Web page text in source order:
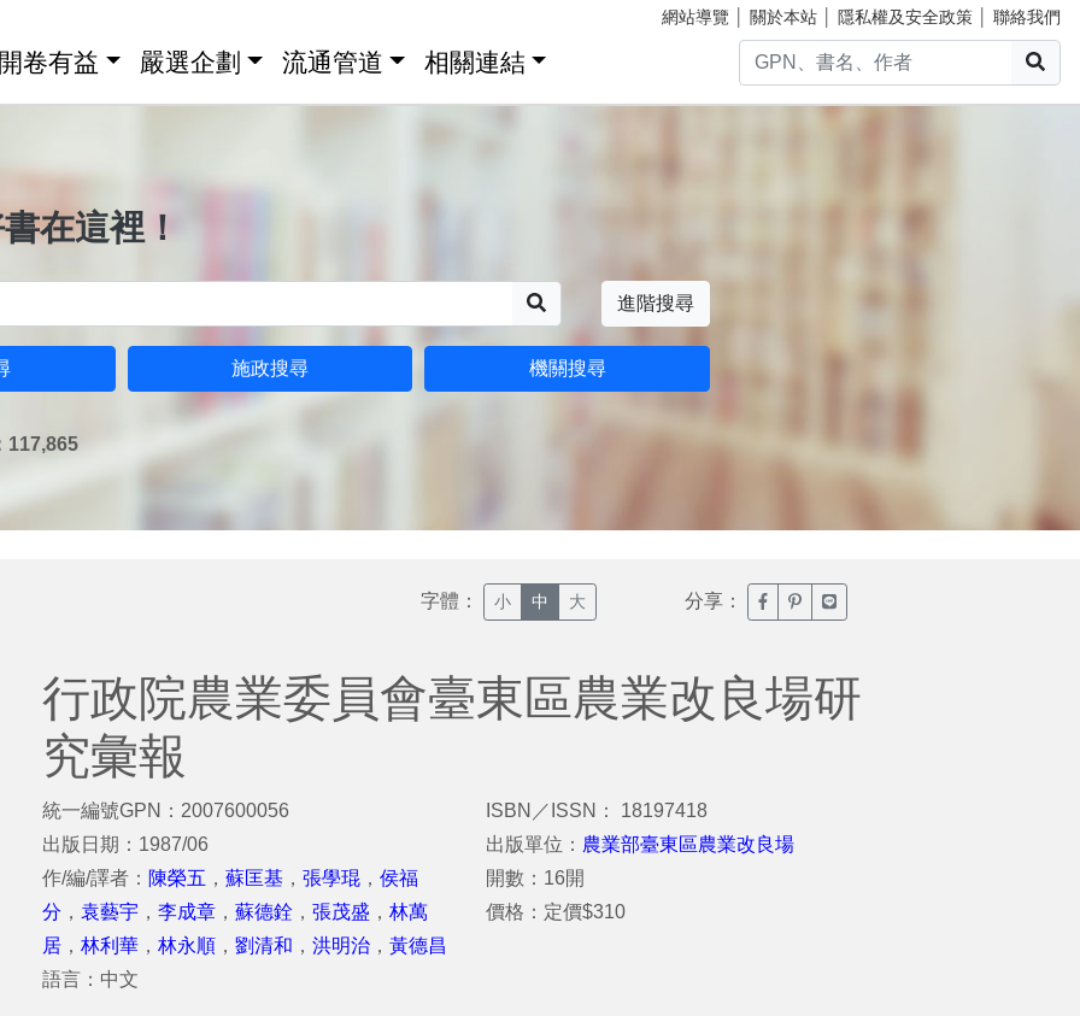
網站導覽 關於本站 隱私權及安全政策 聯絡我們
卷有益 嚴選企劃 流通管道 相關連結
在這裡！
進階搜尋
施政搜尋 機關搜尋
117,865
字體： 小 中 大 分享： 臉書分享(另開新視窗)
噗浪分享(另開新視窗)
Line分享(另開新視窗)
行政院農業委員會臺東區農業改良場研
究彙報
統一編號GPN：2007600056
出版日期：1987/06
作/編/譯者： 陳榮五 ， 蘇匡基 ， 張學琨 ， 侯福
分 ， 袁藝宇 ， 李成章 ， 蘇德銓 ， 張茂盛 ， 林萬
居 ， 林利華 ， 林永順 ， 劉清和 ， 洪明治 ， 黃德昌
語言：中文
ISBN／ISSN： 18197418
出版單位： 農業部臺東區農業改良場
開數：16開
價格：定價$310